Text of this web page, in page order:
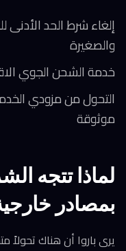
إلغاء شرط الحد الأدنى
والصغيرة
خدمة الشحن الجوي
التحول من مزودي
موثوقة
لماذا تتجه
بمصادر
يرى باروا أن هناك تحولاً